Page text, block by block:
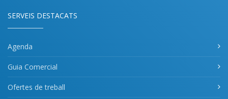
SERVEIS DESTACATS
Agenda
Guia Comercial
Ofertes de treball